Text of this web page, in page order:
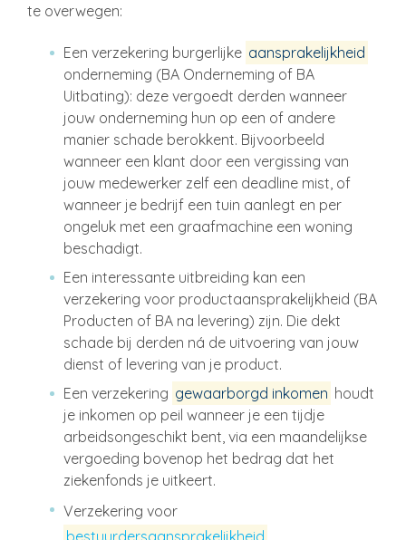
te overwegen:
Een verzekering burgerlijke aansprakelijkheid
onderneming (BA Onderneming of BA
Uitbating): deze vergoedt derden wanneer
jouw onderneming hun op een of andere
manier schade berokkent. Bijvoorbeeld
wanneer een klant door een vergissing van
jouw medewerker zelf een deadline mist, of
wanneer je bedrijf een tuin aanlegt en per
ongeluk met een graafmachine een woning
beschadigt.
Een interessante uitbreiding kan een
verzekering voor productaansprakelijkheid (BA
Producten of BA na levering) zijn. Die dekt
schade bij derden ná de uitvoering van jouw
dienst of levering van je product.
Een verzekering gewaarborgd inkomen houdt
je inkomen op peil wanneer je een tijdje
arbeidsongeschikt bent, via een maandelijkse
vergoeding bovenop het bedrag dat het
ziekenfonds je uitkeert.
Verzekering voor
bestuurdersaansprakelijkheid